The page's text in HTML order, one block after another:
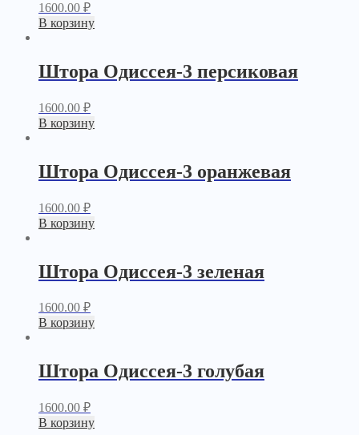
1600.00 ₽
В корзину
Штора Одиссея-3 персиковая
1600.00 ₽
В корзину
Штора Одиссея-3 оранжевая
1600.00 ₽
В корзину
Штора Одиссея-3 зеленая
1600.00 ₽
В корзину
Штора Одиссея-3 голубая
1600.00 ₽
В корзину